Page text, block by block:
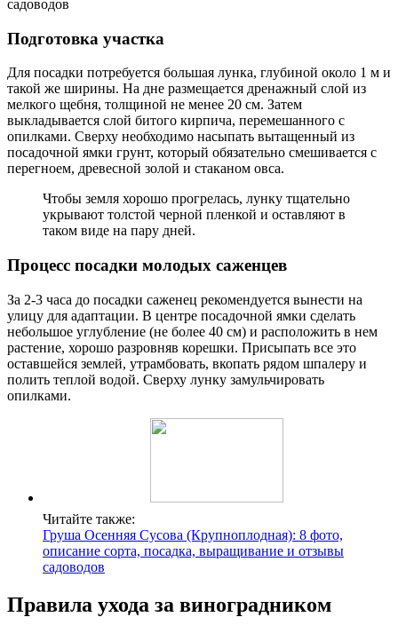
садоводов
Подготовка участка
Для посадки потребуется большая лунка, глубиной около 1 м и
такой же ширины. На дне размещается дренажный слой из
мелкого щебня, толщиной не менее 20 см. Затем
выкладывается слой битого кирпича, перемешанного с
опилками. Сверху необходимо насыпать вытащенный из
посадочной ямки грунт, который обязательно смешивается с
перегноем, древесной золой и стаканом овса.
Чтобы земля хорошо прогрелась, лунку тщательно
укрывают толстой черной пленкой и оставляют в
таком виде на пару дней.
Процесс посадки молодых саженцев
За 2-3 часа до посадки саженец рекомендуется вынести на
улицу для адаптации. В центре посадочной ямки сделать
небольшое углубление (не более 40 см) и расположить в нем
растение, хорошо разровняв корешки. Присыпать все это
оставшейся землей, утрамбовать, вкопать рядом шпалеру и
полить теплой водой. Сверху лунку замульчировать
опилками.
Читайте также:
Груша Осенняя Сусова (Крупноплодная): 8 фото,
описание сорта, посадка, выращивание и отзывы
садоводов
Правила ухода за виноградником